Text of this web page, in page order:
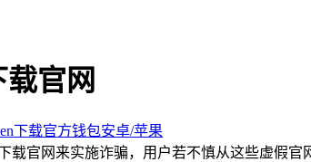
官网
下载官方钱包安卓/苹果
载官网来实施诈骗，用户若不慎从这些虚假